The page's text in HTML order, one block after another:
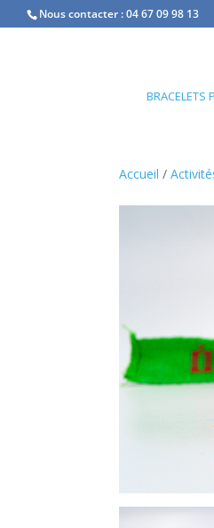
Nous contacter :04 67 09 98 13
BRACELETS
Accueil /